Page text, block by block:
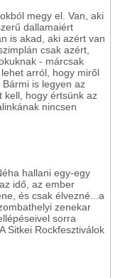
megy el. Van, aki
dallamaiért
is akad, aki azért van
csak azért,
- márcsak
arról, hogy miről
is legyen az
kell, hogy értsünk az
nincsen
hallani egy-egy
idő, az ember
és csak élvezné...a
zenekar
sorra
Sitkei Rockfesztiválok